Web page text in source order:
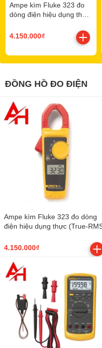
Ampe kìm Fluke 323 đo
dòng điện hiệu dụng thực
4.150.000₫
ĐỒNG HỒ ĐO ĐIỆN
Ampe kìm Fluke 323 đo dòng
điện hiệu dụng thực (True-
4.150.000₫